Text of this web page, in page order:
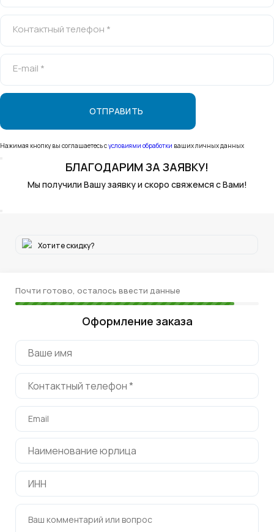
Контактный телефон *
E-mail *
Нажимая кнопку вы соглашаетесь сусловиями обработки ваших личных данных
БЛАГОДАРИМ ЗА ЗАЯВКУ!
Мы получили Вашу заявку и скоро свяжемся с Вами!
Хотите скидку?
Почти готово, осталось ввести данные
Оформление заказа